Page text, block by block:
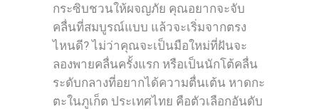
กระซิบชวนให้ผจญภัย คุณอยากจะจับ
คลื่นที่สมบูรณ์แบบ แล้วจะเริ่มจากตรง
ไหนดี? ไม่ว่าคุณจะเป็นมือใหม่ที่ฝันจะ
ลองพายคลื่นครั้งแรก หรือเป็นนักโต้คลื่น
ระดับกลางที่อยากได้ความตื่นเต้น หาดกะ
ตะในภูเก็ต ประเทศไทย คือตัวเลือกอันดับ